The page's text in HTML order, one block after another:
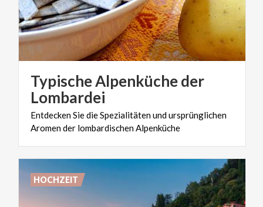
Typische Alpenküche der
Lombardei
EntdeckenSiedieSpezialitätenundursprünglichen
Aromender lombardischenAlpenküche
HOCHZEIT